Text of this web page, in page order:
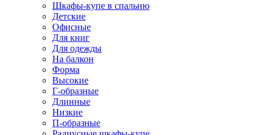
Шкафы-купе в спальню
Детские
Офисные
Для книг
Для одежды
На балкон
Форма
Высокие
Г-образные
Длинные
Низкие
П-образные